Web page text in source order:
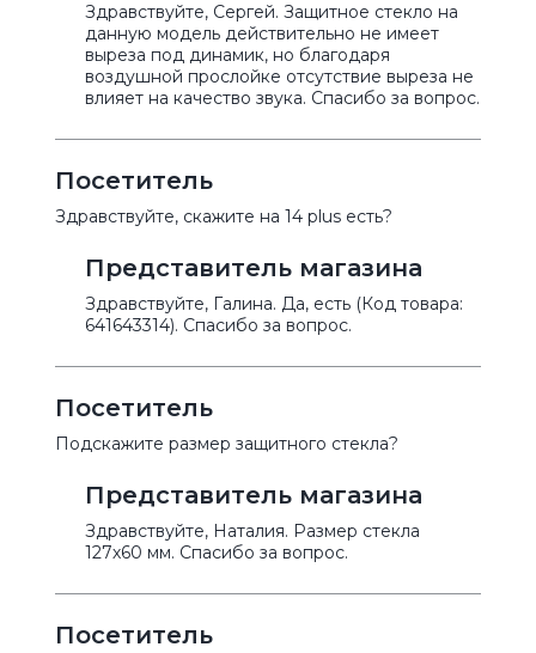
Здравствуйте, Сергей. Защитное стекло на
данную модель действительно не имеет
выреза под динамик, но благодаря
воздушной прослойке отсутствие выреза не
влияет на качество звука. Спасибо за вопрос.
Посетитель
Здравствуйте, скажите на 14 plus есть?
Представитель магазина
Здравствуйте, Галина. Да, есть (Код товара:
641643314). Спасибо за вопрос.
Посетитель
Подскажите размер защитного стекла?
Представитель магазина
Здравствуйте, Наталия. Размер стекла
127х60 мм. Спасибо за вопрос.
Посетитель